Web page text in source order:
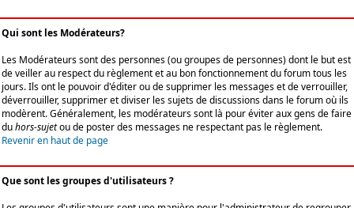
Qui sont les Modérateurs?
Les Modérateurs sont des personnes (ou groupes de personnes) dont le but est
de veiller au respect du règlement et au bon fonctionnement du forum tous les
jours. Ils ont le pouvoir d'éditer ou de supprimer les messages et de verrouiller,
déverrouiller, supprimer et diviser les sujets de discussions dans le forum où ils
modèrent. Généralement, les modérateurs sont là pour éviter aux gens de faire
duhors-sujetou de poster des messages ne respectant pas le règlement.
Revenir en haut de page
Que sont les groupes d'utilisateurs ?